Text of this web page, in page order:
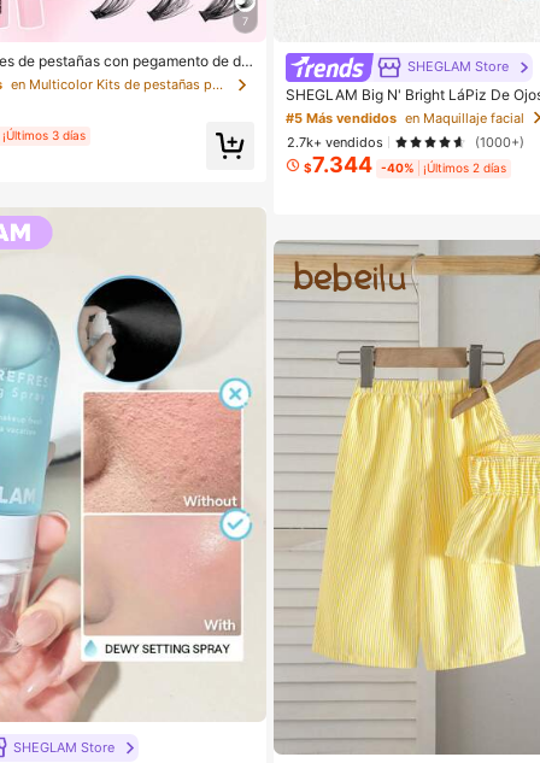
7
de pestañas con pegamento de do
de pestañas postizas de visón
D, gruesas y esponjosas, longitudes
iluminan los ojos para todo tipo de
removedor, pinzas segú
Ligero, reutilizable y rentable, apto p
en Multicolor Kits de pestañas postizas y adhesivo
¡Últimos 3 días
SHEGLAM Store
SHEGLAM Store
SHEGLAM Big N' Bright LáPiz De
arca De Belleza CosméTica
Y NiñAs
#5 Más vendidos en Maquillaje facial
2.7k+ vendidos
(1000+)
$7.344 -40% ¡Últimos 2 días